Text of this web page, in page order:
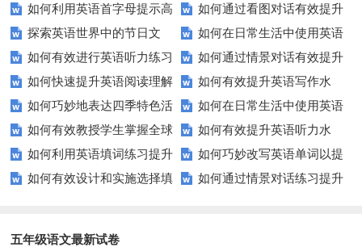
能力？这些技巧你必须知道！
英语水平？
如何利用英语首字母提示高
效完成填空题？
如何通过看图对话有效提升
英语口语水平？
探索英语世界中的节日文
化：您知道这些传统吗？
如何在日常生活中使用英语
进行有效沟通？——实用英语口
语技巧
如何有效进行英语听力练习
以快速提升？
如何通过情景对话有效提升
英语口语水平？
如何快速提升英语阅读理解
能力？这些技巧你必须知道！
如何有效提升英语写作水
平？这里有五个实用建议！
如何巧妙地表达四季特色活
动？这些建议让您的活动更加丰
富多彩！
如何在日常生活中使用英语
进行有效问答？——实用技巧分
享
如何有效教授学生掌握全球
通用的日期表达？
如何有效提升英语听力水
平？这些测试技巧要知道！
如何利用英语填词练习提升
词汇量？这里有5个高效方法值
如何巧妙改写英语单词以提
升文章魅力？
如何有效设计和实施选择填
如何通过情景对话练习提升
五年级语文最新试卷